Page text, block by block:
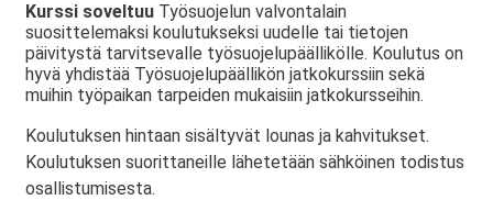
Kurssi soveltuu Työsuojelun valvontalain
suosittelemaksi koulutukseksi uudelle tai tietojen
päivitystä tarvitsevalle työsuojelupäällikölle. Koulutus on
hyvä yhdistää Työsuojelupäällikön jatkokurssiin sekä
muihin työpaikan tarpeiden mukaisiin jatkokursseihin.
Koulutuksen hintaan sisältyvät lounas ja kahvitukset.
Koulutuksen suorittaneille lähetetään sähköinen todistus
osallistumisesta.